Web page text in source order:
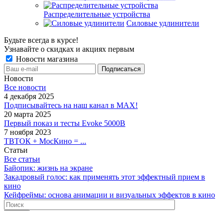
Распределительные устройства
Силовые удлинители
Будьте всегда в курсе!
Узнавайте о скидках и акциях первым
Новости магазина
Новости
Все новости
4 декабря 2025
Подписывайтесь на наш канал в MAX!
20 марта 2025
Первый показ и тесты Evoke 5000B
7 ноября 2023
ТВТОК + МосКино = ...
Статьи
Все статьи
Байопик: жизнь на экране
Закадровый голос: как применять этот эффектный прием в
кино
Кейфреймы: основа анимации и визуальных эффектов в кино